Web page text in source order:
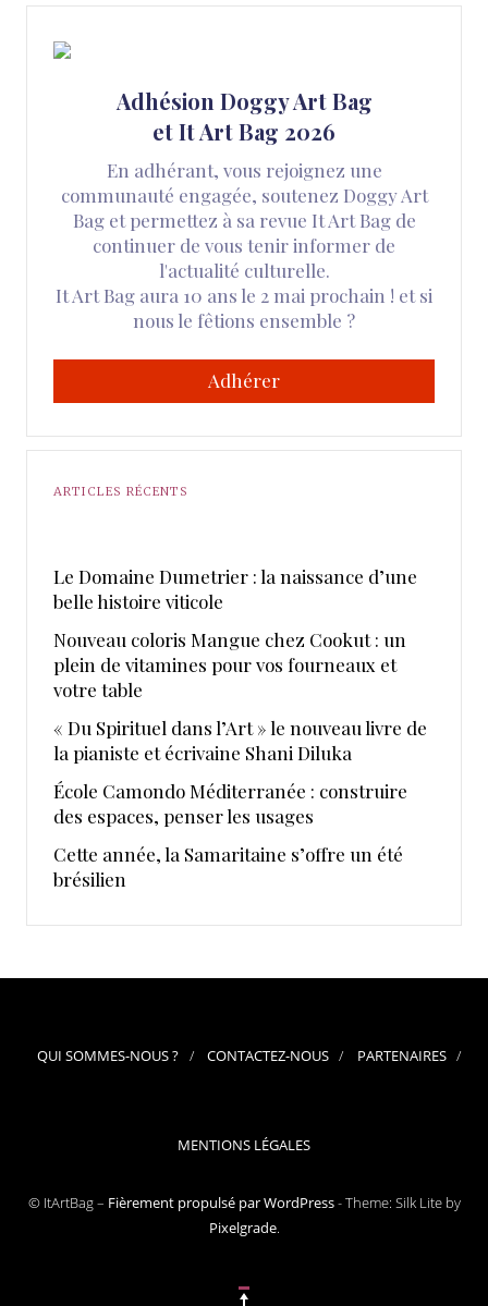
Adhésion Doggy Art Bag
et It Art Bag 2026
En adhérant, vous rejoignez une
communauté engagée, soutenez Doggy Art
Bag et permettez à sa revue It Art Bag de
continuer de vous tenir informer de
l'actualité culturelle.
It Art Bag aura 10 ans le 2 mai prochain ! et si
nous le fêtions ensemble ?
Adhérer
ARTICLES RÉCENTS
Le Domaine Dumetrier : la naissance d’une
belle histoire viticole
Nouveau coloris Mangue chez Cookut : un
plein de vitamines pour vos fourneaux et
votre table
« Du Spirituel dans l’Art » le nouveau livre de
la pianiste et écrivaine Shani Diluka
École Camondo Méditerranée : construire
des espaces, penser les usages
Cette année, la Samaritaine s’offre un été
brésilien
QUI SOMMES-NOUS ? CONTACTEZ-NOUS PARTENAIRES
MENTIONS LÉGALES
© ItArtBag – Fièrement propulsé par WordPress-Theme: Silk Lite by
Pixelgrade.